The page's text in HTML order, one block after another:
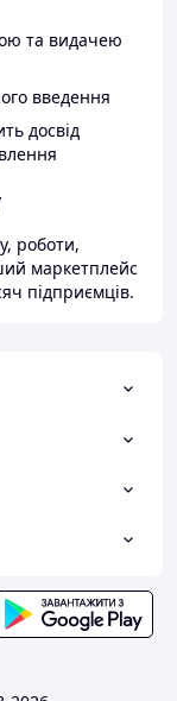
та видачею
введення
досвід
роботи,
маркетплейс
підприємців.